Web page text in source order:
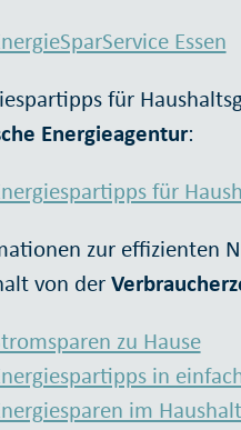
Essen
für
Energieagentur:
für
zur effizienten
von der
zu Hause
in
im